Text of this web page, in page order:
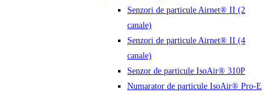
Senzori de particule Airnet® II (2
canale)
Senzori de particule Airnet® II (4
canale)
Senzor de particule IsoAir® 310P
Numarator de particule IsoAir® Pro-E